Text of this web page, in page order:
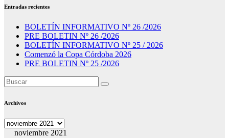
Entradas recientes
BOLETÍN INFORMATIVO Nº 26 /2026
PRE BOLETIN Nº 26 /2026
BOLETÍN INFORMATIVO Nº 25 / 2026
Comenzó la Copa Córdoba 2026
PRE BOLETIN Nº 25 /2026
Archivos
Archivos
noviembre 2021